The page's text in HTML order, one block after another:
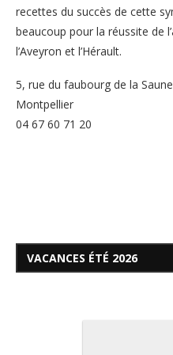
recettes du succès de cette
beaucoup pour la réussite de
l’Aveyron et l’Hérault.
5, rue du faubourg de la
Montpellier
04 67 60 71 20
VACANCES ÉTÉ 2026